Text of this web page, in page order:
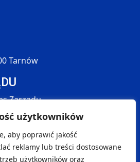
użytkowników
aby poprawić jakość
reklamy lub treści dostosowane
użytkowników oraz
Tarnów
Zarządu
Zarządu
Zarządu
SOCIAL MEDIA